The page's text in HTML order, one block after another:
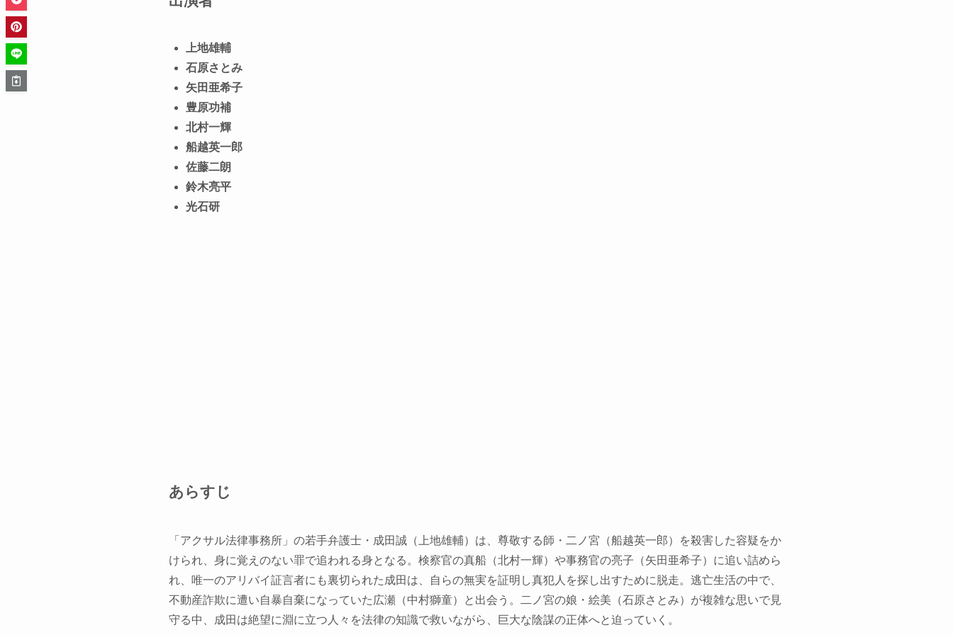
上地雄輔
石原さとみ
矢田亜希子
豊原功補
北村一輝
船越英一郎
佐藤二朗
鈴木亮平
光石研
あらすじ
「アクサル法律事務所」の若手弁護士・成田誠（上地雄輔）は、尊敬する師・二ノ宮（船越英一郎）を殺害した容疑をか
けられ、身に覚えのない罪で追われる身となる。検察官の真船（北村一輝）や事務官の亮子（矢田亜希子）に追い詰めら
れ、唯一のアリバイ証言者にも裏切られた成田は、自らの無実を証明し真犯人を探し出すために脱走。逃亡生活の中で、
不動産詐欺に遭い自暴自棄になっていた広瀬（中村獅童）と出会う。二ノ宮の娘・絵美（石原さとみ）が複雑な思いで見
守る中、成田は絶望に淵に立つ人々を法律の知識で救いながら、巨大な陰謀の正体へと迫っていく。